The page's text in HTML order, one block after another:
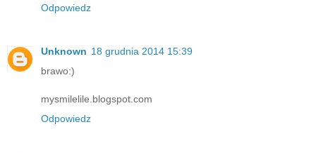
Odpowiedz
Unknown 18 grudnia 2014 15:39
brawo:)
mysmilelile.blogspot.com
Odpowiedz